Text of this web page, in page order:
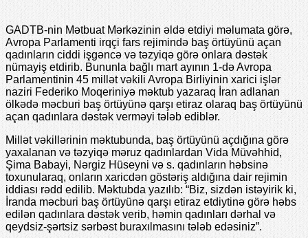
GADTB-nin Mətbuat Mərkəzinin əldə etdiyi məlumata görə,
Avropa Parlamenti irqçi fars rejimində baş örtüyünü açan
qadınların ciddi işgəncə və təzyiqə görə onlara dəstək
nümayiş etdirib. Bununla bağlı mart ayının 1-də Avropa
Parlamentinin 45 millət vəkili Avropa Birliyinin xarici işlər
naziri Federiko Moqeriniyə məktub yazaraq İran adlanan
ölkədə məcburi baş örtüyünə qarşı etiraz olaraq baş örtüyünü
açan qadınlara dəstək verməyi tələb ediblər.
Millət vəkillərinin məktubunda, baş örtüyünü açdığına görə
yaxalanan və təzyiqə məruz qadınlardan Vida Müvəhhid,
Şima Babayi, Nərgiz Hüseyni və s. qadınların həbsinə
toxunularaq, onların xaricdən göstəriş aldığına dair rejimin
iddiası rədd edilib. Məktubda yazılıb: “Biz, sizdən istəyirik ki,
İranda məcburi baş örtüyünə qarşı etiraz etdiytinə görə həbs
edilən qadınlara dəstək verib, həmin qadınları dərhal və
qeydsiz-şərtsiz sərbəst buraxılmasını tələb edəsiniz”.